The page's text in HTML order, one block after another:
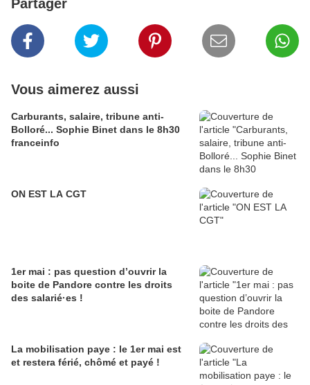
Partager
Vous aimerez aussi
Carburants, salaire, tribune anti-
Bolloré... Sophie Binet dans le 8h30
franceinfo
ON EST LA CGT
1er mai : pas question d’ouvrir la
boite de Pandore contre les droits
des salarié·es !
La mobilisation paye : le 1er mai est
et restera férié, chômé et payé !